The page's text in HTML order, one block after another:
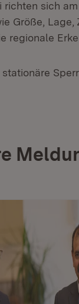
sich
Größe, Lage,
regionale